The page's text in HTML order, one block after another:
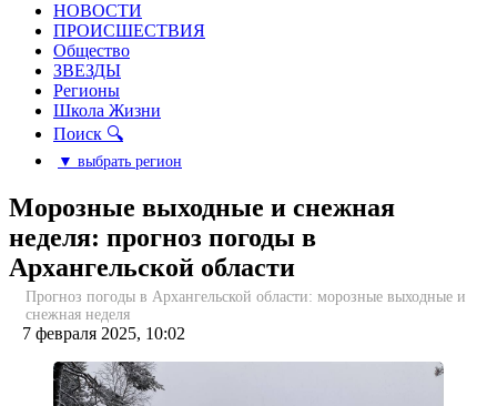
НОВОСТИ
ПРОИСШЕСТВИЯ
Общество
ЗВЕЗДЫ
Регионы
Школа Жизни
Поиск 🔍
▼ выбрать регион
Морозные выходные и снежная
неделя: прогноз погоды в
Архангельской области
Прогноз погоды в Архангельской области: морозные выходные и
снежная неделя
7 февраля 2025, 10:02